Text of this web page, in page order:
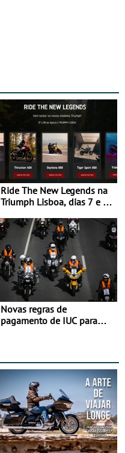
Ride The New Legends na
Triumph Lisboa, dias 7 e 8
Novas regras de
pagamento de IUC para